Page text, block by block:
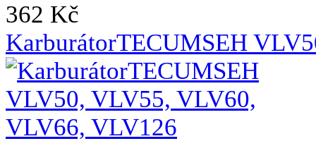
362 Kč
KarburátorTECUMSEH